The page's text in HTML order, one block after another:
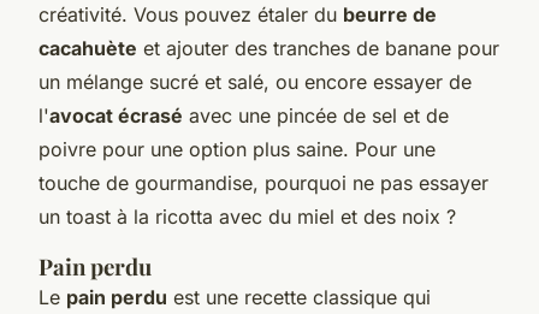
créativité. Vous pouvez étaler du beurre de
cacahuète et ajouter des tranches de banane pour
un mélange sucré et salé, ou encore essayer de
l'avocat écrasé avec une pincée de sel et de
poivre pour une option plus saine. Pour une
touche de gourmandise, pourquoi ne pas essayer
un toast à la ricotta avec du miel et des noix ?
Pain perdu
Le pain perdu est une recette classique qui